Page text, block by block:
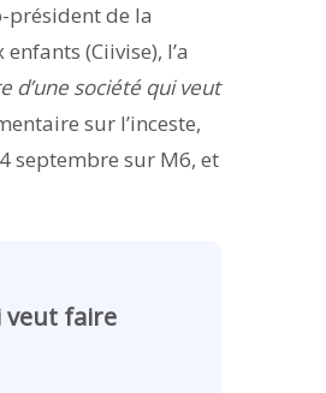
président de la
(Ciivise), l’a
d’une société qui veut
sur l’inceste,
septembre sur M6, et
veut faire